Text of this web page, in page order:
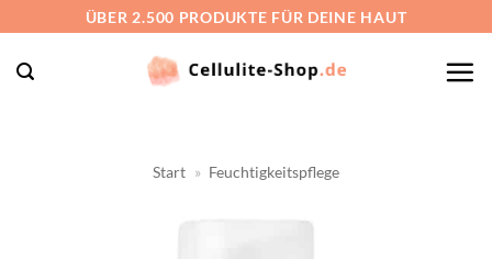
springen
ÜBER 2.500 PRODUKTE FÜR DEINE HAUT
Start » Feuchtigkeitspflege